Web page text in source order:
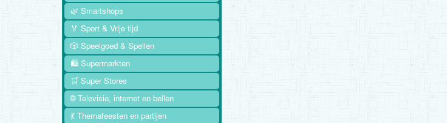
🌿 Smartshops
🏅 Sport & Vrije tijd
🎲 Speelgoed & Spellen
🛍️ Supermarkten
🛒 Super Stores
🌐 Televisie, internet en bellen
💃 Themafeesten en partijen